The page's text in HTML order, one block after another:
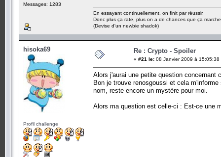
Messages: 1283
En essayant continuellement, on finit par réussir.
Donc plus ça rate, plus on a de chances que ça
(Devise d'un newbie shadok)
hisoka69
Profil challenge
Re : Crypto - Spoiler
« #21 le: 08 Janvier 2009 à 15:05:38
Alors j'aurai une petite question
Bon je trouve renosgoussi et cela
nom, reste encore un mystère pour moi.
Alors ma question est celle-ci : Est-ce une